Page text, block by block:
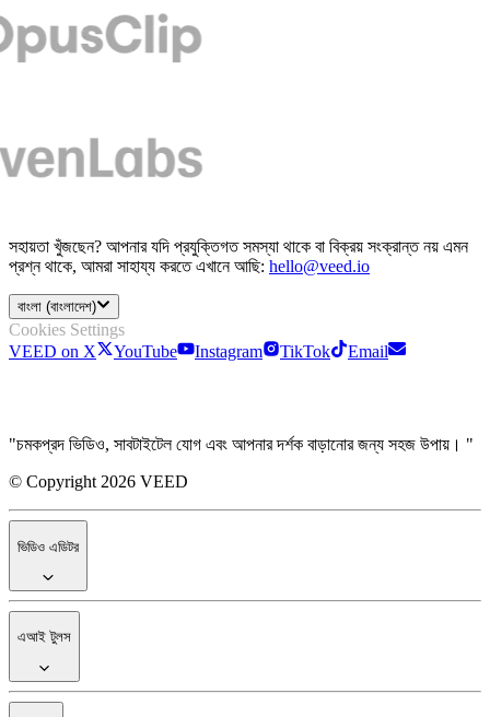
সহায়তা খুঁজছেন? আপনার যদি প্রযুক্তিগত সমস্যা থাকে বা বিক্রয় সংক্রান্ত নয় এমন
প্রশ্ন থাকে, আমরা সাহায্য করতে এখানে আছি: hello@veed.io
বাংলা (বাংলাদেশ)
Cookies Settings
VEED on X
YouTube Instagram TikTok Email
"চমকপ্রদ ভিডিও, সাবটাইটেল যোগ এবং আপনার দর্শক বাড়ানোর জন্য সহজ উপায়। "
© Copyright 2026 VEED
ভিডিও এডিটর
এআই টুলস